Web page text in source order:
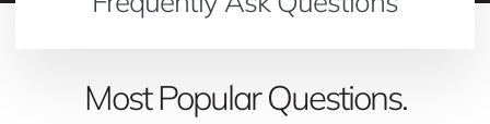
Most Popular Questions.